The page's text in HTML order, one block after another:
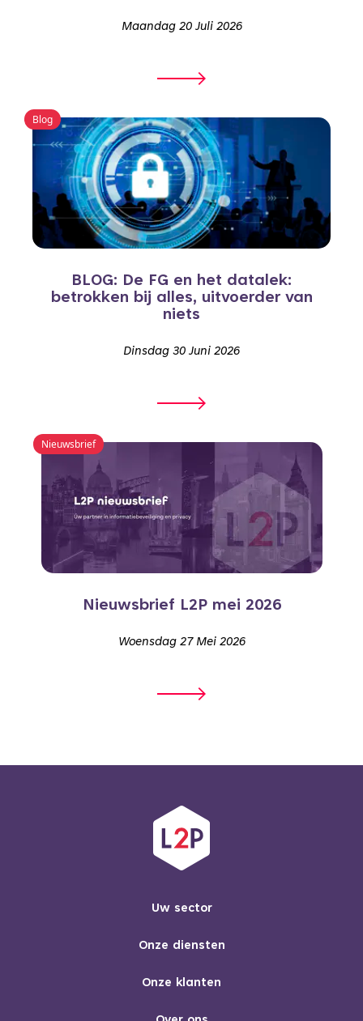
Maandag 20 Juli 2026
Blog
BLOG: De FG en het datalek:
betrokken bij alles, uitvoerder van
niets
Dinsdag 30 Juni 2026
Nieuwsbrief
Nieuwsbrief L2P mei 2026
Woensdag 27 Mei 2026
Uw sector
Onze diensten
Onze klanten